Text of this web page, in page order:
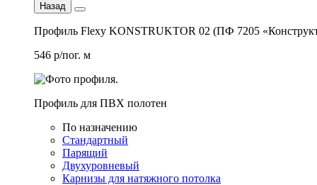
Назад
Профиль Flexy KONSTRUKTOR 02 (ПФ 7205
546 р/пог. м
Профиль для ПВХ полотен
По назначению
Стандартный
Парящий
Двухуровневый
Карнизы для натяжного потолка